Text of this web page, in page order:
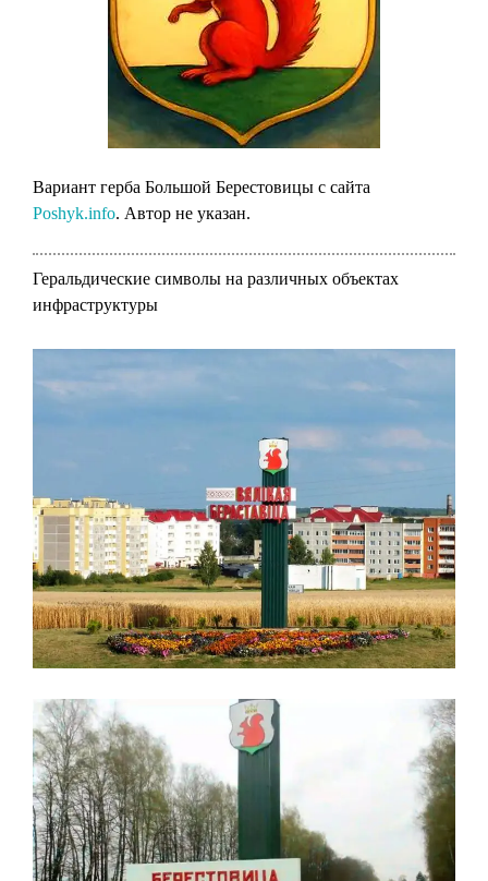
Вариант герба Большой Берестовицы с сайта
Poshyk.info. Автор не указан.
Геральдические символы на различных объектах
инфраструктуры